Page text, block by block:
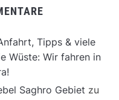
Tipps & viele
Wüste: Wir fahren in
Saghro Gebiet zu